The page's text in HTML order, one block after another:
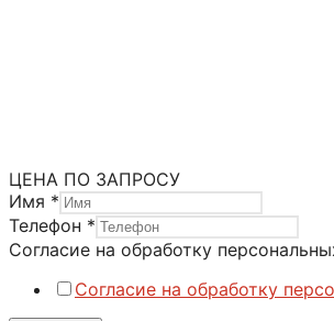
ЦЕНА ПО ЗАПРОСУ
Имя *
данных
Согласие
Телефон *
Согласие на обработку
Согласие на обработку